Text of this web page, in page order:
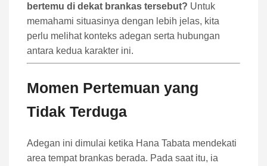
bertemu di dekat brankas tersebut? Untuk
memahami situasinya dengan lebih jelas, kita
perlu melihat konteks adegan serta hubungan
antara kedua karakter ini.
Momen Pertemuan yang
Tidak Terduga
Adegan ini dimulai ketika Hana Tabata mendekati
area tempat brankas berada. Pada saat itu, ia